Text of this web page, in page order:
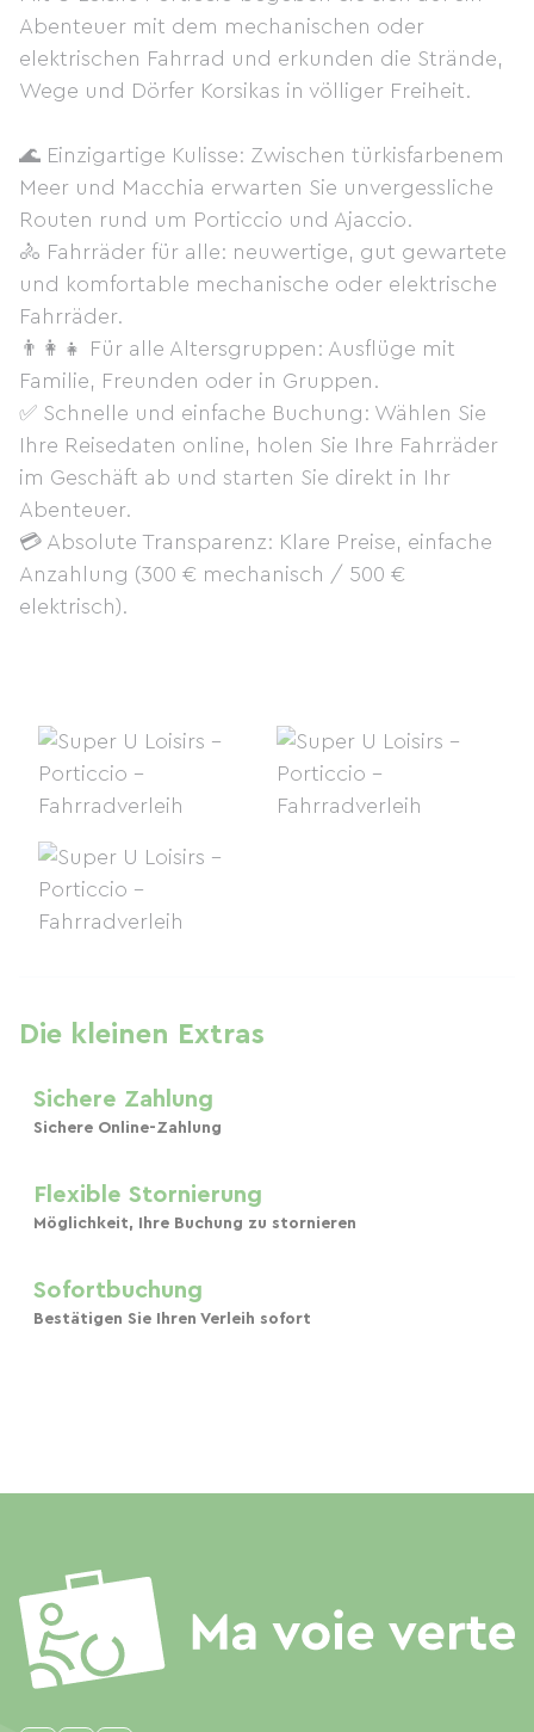
Abenteuer mit dem mechanischen oder
elektrischen Fahrrad und erkunden die Strände,
Wege und Dörfer Korsikas in völliger Freiheit.
🌊 Einzigartige Kulisse: Zwischen türkisfarbenem
Meer und Macchia erwarten Sie unvergessliche
Routen rund um Porticcio und Ajaccio.
🚴 Fahrräder für alle: neuwertige, gut gewartete
und komfortable mechanische oder elektrische
Fahrräder.
👨‍👩‍👧 Für alle Altersgruppen: Ausflüge mit
Familie, Freunden oder in Gruppen.
✅ Schnelle und einfache Buchung: Wählen Sie
Ihre Reisedaten online, holen Sie Ihre Fahrräder
im Geschäft ab und starten Sie direkt in Ihr
Abenteuer.
💳 Absolute Transparenz: Klare Preise, einfache
Anzahlung (300 € mechanisch / 500 €
elektrisch).
Die kleinen Extras
Sichere Zahlung
Sichere Online-Zahlung
Flexible Stornierung
Möglichkeit, Ihre Buchung zu stornieren
Sofortbuchung
Bestätigen Sie Ihren Verleih sofort